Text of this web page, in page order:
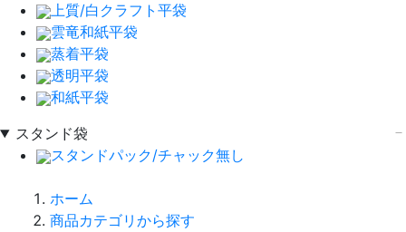
上質/白クラフト平袋
雲竜和紙平袋
蒸着平袋
透明平袋
和紙平袋
スタンド袋
スタンドパック/チャック無し
ホーム
商品カテゴリから探す